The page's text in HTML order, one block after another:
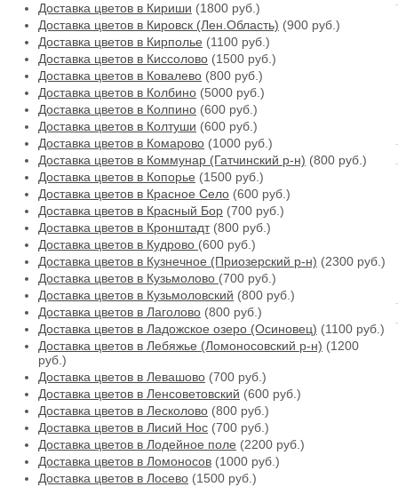
Доставка цветов в Кириши (1800 руб.)
Доставка цветов в Кировск (Лен.Область) (900 руб.)
Доставка цветов в Кирполье (1100 руб.)
Доставка цветов в Киссолово (1500 руб.)
Доставка цветов в Ковалево (800 руб.)
Доставка цветов в Колбино (5000 руб.)
Доставка цветов в Колпино (600 руб.)
Доставка цветов в Колтуши (600 руб.)
Доставка цветов в Комарово (1000 руб.)
Доставка цветов в Коммунар (Гатчинский р-н) (800 руб.)
Доставка цветов в Копорье (1500 руб.)
Доставка цветов в Красное Село (600 руб.)
Доставка цветов в Красный Бор (700 руб.)
Доставка цветов в Кронштадт(800 руб.)
Доставка цветов в Кудрово (600 руб.)
Доставка цветов в Кузнечное (Приозерский р-н) (2300 руб.)
Доставка цветов в Кузьмолово (700 руб.)
Доставка цветов в Кузьмоловский (800 руб.)
Доставка цветов в Лаголово (800 руб.)
Доставка цветов в Ладожское озеро (Осиновец) (1100 руб.)
Доставка цветов в Лебяжье (Ломоносовский р-н) (1200
руб.)
Доставка цветов в Левашово (700 руб.)
Доставка цветов в Ленсоветовский (600 руб.)
Доставка цветов в Лесколово (800 руб.)
Доставка цветов в Лисий Нос (700 руб.)
Доставка цветов в Лодейное поле (2200 руб.)
Доставка цветов в Ломоносов (1000 руб.)
Доставка цветов в Лосево (1500 руб.)